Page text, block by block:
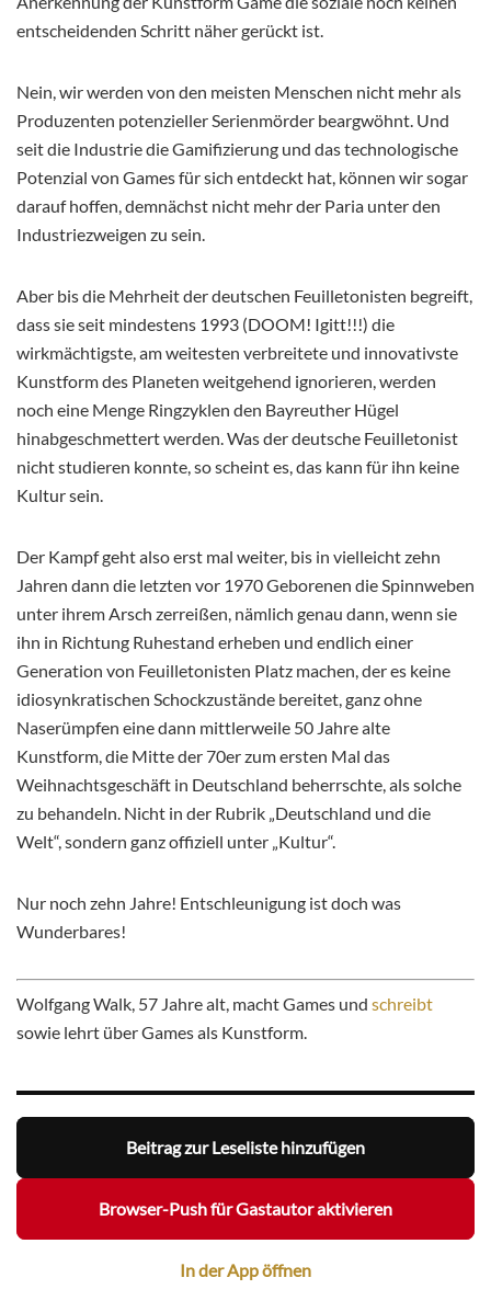
entscheidenden Schritt näher gerückt ist.
Nein, wir werden von den meisten Menschen nicht mehr als
Produzenten potenzieller Serienmörder beargwöhnt. Und
seit die Industrie die Gamifizierung und das technologische
Potenzial von Games für sich entdeckt hat, können wir sogar
darauf hoffen, demnächst nicht mehr der Paria unter den
Industriezweigen zu sein.
Aber bis die Mehrheit der deutschen Feuilletonisten begreift,
dass sie seit mindestens 1993 (DOOM! Igitt!!!) die
wirkmächtigste, am weitesten verbreitete und innovativste
Kunstform des Planeten weitgehend ignorieren, werden
noch eine Menge Ringzyklen den Bayreuther Hügel
hinabgeschmettert werden. Was der deutsche Feuilletonist
nicht studieren konnte, so scheint es, das kann für ihn keine
Kultur sein.
Der Kampf geht also erst mal weiter, bis in vielleicht zehn
Jahren dann die letzten vor 1970 Geborenen die Spinnweben
unter ihrem Arsch zerreißen, nämlich genau dann, wenn sie
ihn in Richtung Ruhestand erheben und endlich einer
Generation von Feuilletonisten Platz machen, der es keine
idiosynkratischen Schockzustände bereitet, ganz ohne
Naserümpfen eine dann mittlerweile 50 Jahre alte
Kunstform, die Mitte der 70er zum ersten Mal das
Weihnachtsgeschäft in Deutschland beherrschte, als solche
zu behandeln. Nicht in der Rubrik „Deutschland und die
Welt“, sondern ganz offiziell unter „Kultur“.
Nur noch zehn Jahre! Entschleunigung ist doch was
Wunderbares!
Wolfgang Walk, 57 Jahre alt, macht Games und schreibt
sowie lehrt über Games als Kunstform.
Beitrag zur Leseliste hinzufügen
Browser-Push für Gastautor aktivieren
In der App öffnen